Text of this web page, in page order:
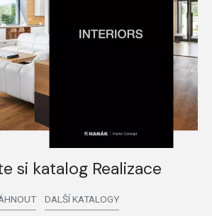
si katalog Realizace
DALŠÍ KATALOGY